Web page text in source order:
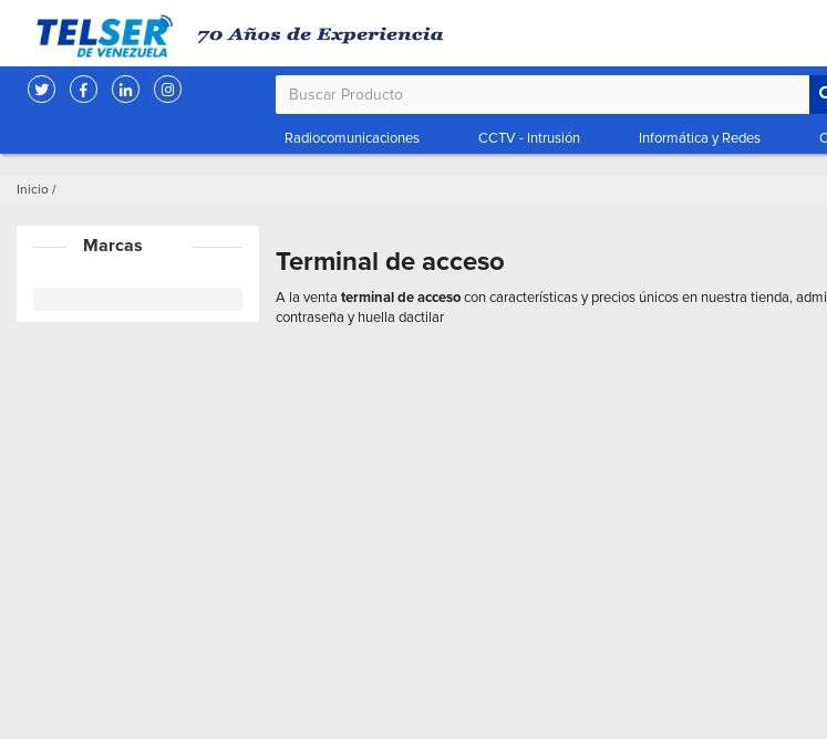
Radiocomunicaciones CCTV - Intrusión Informática y Redes
Inicio /
Marcas Terminal de acceso
A la venta terminal de accesocon características y precios únicos en nuestra tienda,
contraseña y huella dactilar